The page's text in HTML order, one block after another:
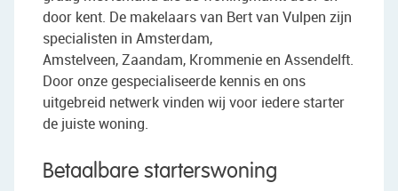
door kent. De makelaars van Bert van Vulpen zijn
specialisten in Amsterdam,
Amstelveen, Zaandam, Krommenie en Assendelft.
Door onze gespecialiseerde kennis en ons
uitgebreid netwerk vinden wij voor iedere starter
de juiste woning.
Betaalbare starterswoning